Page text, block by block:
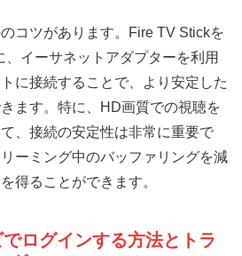
コツがあります。Fire TV Stickを
イーサネットアダプターを利用
に接続することで、より安定した
ます。特に、HD画質での視聴を
、接続の安定性は非常に重要で
ーミング中のバッファリングを減
得ることができます。
ログインする方法とトラ